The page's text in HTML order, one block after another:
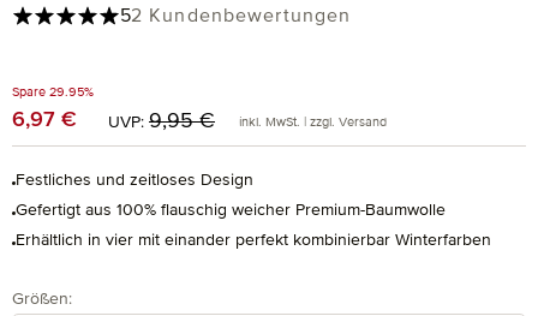
Spare 29.95%
Verkaufspreis:
6,97 € UVP: Regulärer Preis:
9,95 € inkl. MwSt. | zzgl. Versand
Festliches und zeitloses Design
Gefertigt aus 100% flauschig weicher Premium-Baumwolle
Erhältlich in vier mit einander perfekt kombinierbar Winterfarben
Durchschnittliche Bewertung von 5 von 5 Sternen
52 Kundenbewertungen
Größenauswählen
: